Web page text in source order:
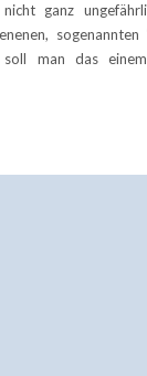
ganz
man das einem